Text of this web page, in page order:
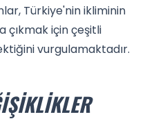
Türkiye'nin ikliminin
çıkmak için çeşitli
vurgulamaktadır.